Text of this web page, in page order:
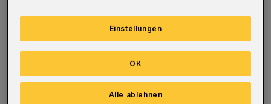
Einstellungen
Alle ablehnen
OK